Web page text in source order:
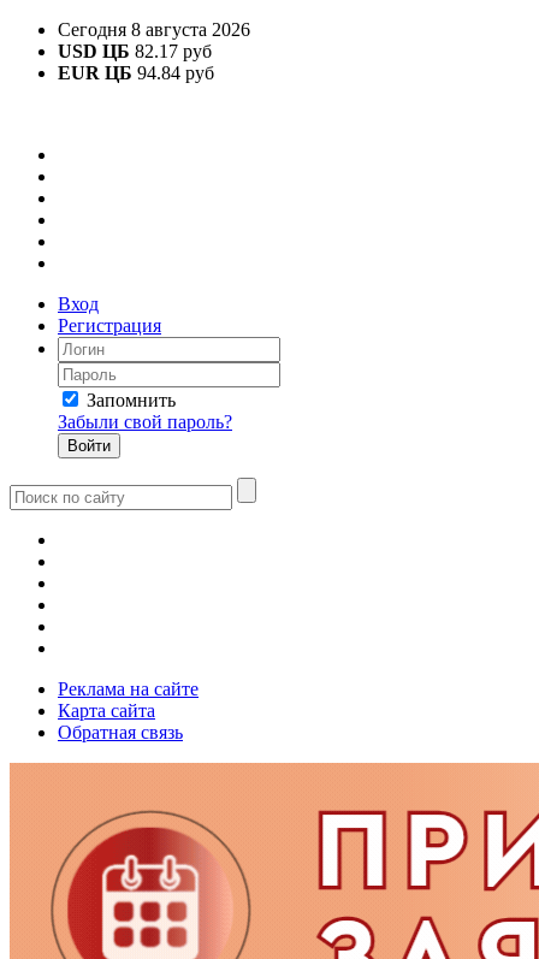
Сегодня 8 августа 2026
USD ЦБ 82.17 руб
EUR ЦБ 94.84 руб
Вход
Регистрация
Запомнить
Забыли свой пароль?
Реклама на сайте
Карта сайта
Обратная связь